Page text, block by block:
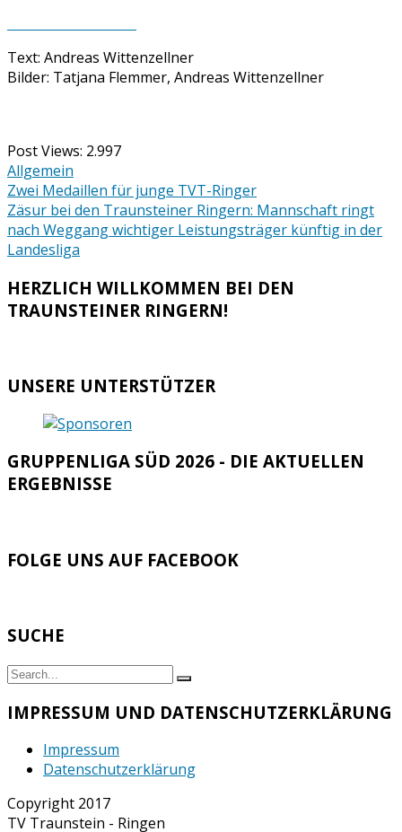
Text: Andreas Wittenzellner
Bilder: Tatjana Flemmer, Andreas Wittenzellner
Post Views: 2.997
Allgemein
Beitragsnavigation
Zwei Medaillen für junge TVT-Ringer
Zäsur bei den Traunsteiner Ringern: Mannschaft ringt
nach Weggang wichtiger Leistungsträger künftig in der
Landesliga
HERZLICH WILLKOMMEN BEI DEN
TRAUNSTEINER RINGERN!
UNSERE UNTERSTÜTZER
GRUPPENLIGA SÜD 2026 - DIE AKTUELLEN
ERGEBNISSE
FOLGE UNS AUF FACEBOOK
SUCHE
Search
Search
IMPRESSUM UND DATENSCHUTZERKLÄRUNG
Impressum
Datenschutzerklärung
Copyright 2017
TV Traunstein - Ringen